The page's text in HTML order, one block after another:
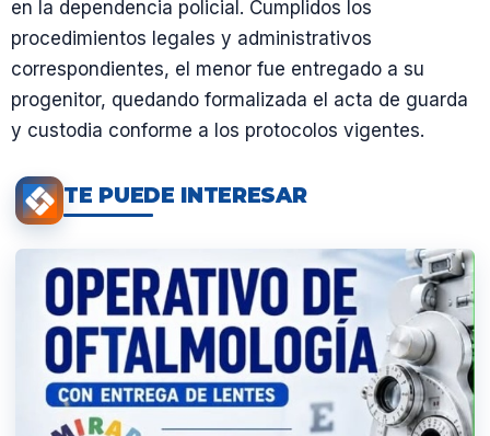
en la dependencia policial. Cumplidos los
procedimientos legales y administrativos
correspondientes, el menor fue entregado a su
progenitor, quedando formalizada el acta de guarda
y custodia conforme a los protocolos vigentes.
TE PUEDE INTERESAR